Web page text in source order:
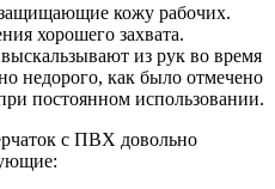
кожу рабочих.
хорошего захвата.
из рук во время
недорого, как было отмечено
постоянном использовании.
с ПВХ довольно